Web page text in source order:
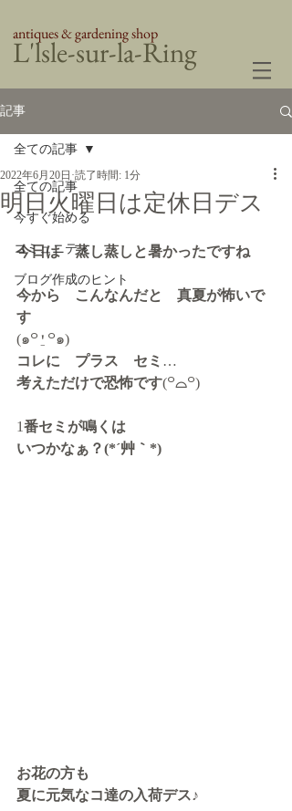
​L'lsle-sur-la-Ring
antiques & gardening shop
記事
全ての記事
今すぐ始める
コミュニティ
ブログ作成のヒント
全ての記事
明日火曜日は定休日デス
2022年6月20日 読了時間: 1分
今日は　蒸し蒸しと暑かったですね
今から　こんなんだと　真夏が怖いで
す
(๑꒪⍘꒪๑)
コレに　プラス　セミ …
考えただけで恐怖です(꒪⌓꒪)
1番セミが鳴くは
いつかなぁ？(*´艸｀*)
お花の方も
夏に元気なコ達の入荷デス♪